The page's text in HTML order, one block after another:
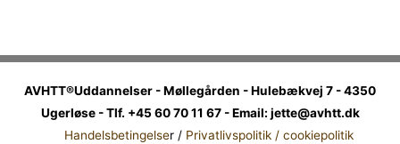
AVHTT®Uddannelser - Møllegården - Hulebækvej 7 - 4350
Ugerløse - Tlf. +45 60 70 11 67 - Email: jette@avhtt.dk
Handelsbetingelser / Privatlivspolitik / cookiepolitik